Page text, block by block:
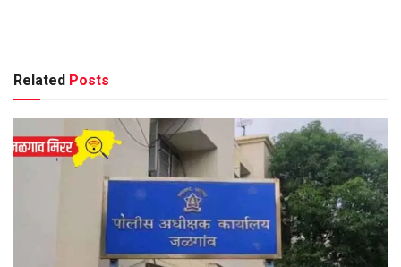
Related Posts